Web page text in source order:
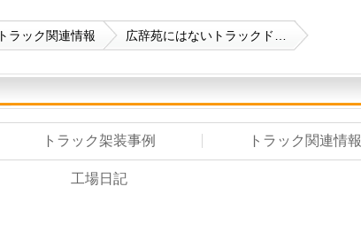
トラック関連情報 広辞苑にはないトラックド…
トラック架装事例 トラック関連情報
工場日記